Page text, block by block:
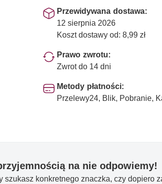
Przewidywana dostawa:
12 sierpnia 2026
Koszt dostawy od: 8,99 zł
Prawo zwrotu:
Zwrot do 14 dni
Metody płatności:
Przelewy24, Blik, Pobranie,
na nie odpowiemy!
szukasz konkretnego znaczka, czy dopiero